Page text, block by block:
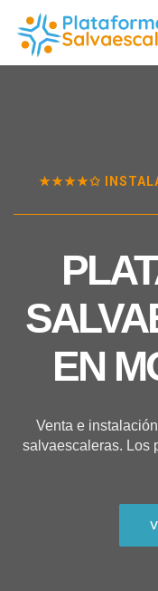
★★★★✩
EN
Venta e
salvaescaleras. Los